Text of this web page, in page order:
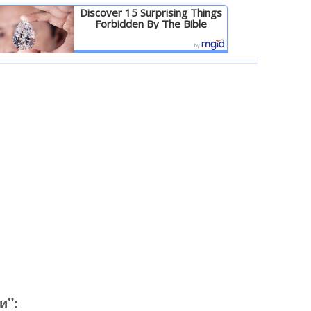
Discover 15 Surprising Things
Forbidden By The Bible
Детальніше